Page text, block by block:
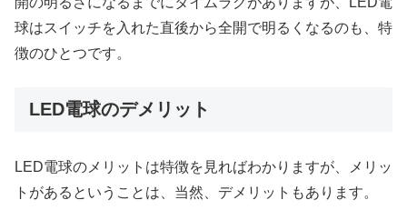
球はスイッチを入れた直後から全開で明るくなるのも、特
徴のひとつです。
LED電球のデメリット
LED電球のメリットは特徴を見ればわかりますが、メリッ
トがあるということは、当然、デメリットもあります。